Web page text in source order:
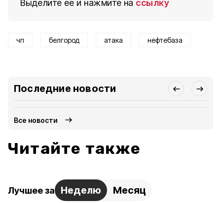
Выделите ее и нажмите на ссылку
чп белгород атака нефтебаза
Последние новости
Все новости
Читайте также
Лучшее за Неделю Месяц